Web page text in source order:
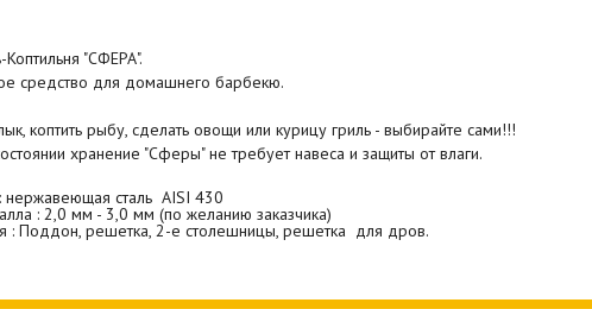
Коптильня "СФЕРА".
средство для домашнего барбекю.
коптить рыбу, сделать овощи или курицу гриль - выбирайте сами!!!
состоянии хранение "Сферы" не требует
нержавеющая сталь AISI 430
: 2,0 мм - 3,0 мм (по желанию заказчика)
: Поддон, решетка, 2-е столешницы, решетка для дров.